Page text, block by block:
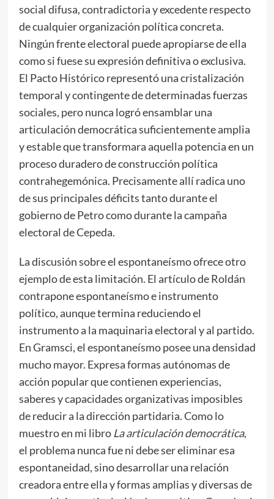
social difusa, contradictoria y excedente respecto
de cualquier organización política concreta.
Ningún frente electoral puede apropiarse de ella
como si fuese su expresión definitiva o exclusiva.
El Pacto Histórico representó una cristalización
temporal y contingente de determinadas fuerzas
sociales, pero nunca logró ensamblar una
articulación democrática suficientemente amplia
y estable que transformara aquella potencia en un
proceso duradero de construcción política
contrahegemónica. Precisamente allí radica uno
de sus principales déficits tanto durante el
gobierno de Petro como durante la campaña
electoral de Cepeda.
La discusión sobre el espontaneísmo ofrece otro
ejemplo de esta limitación. El artículo de Roldán
contrapone espontaneísmo e instrumento
político, aunque termina reduciendo el
instrumento a la maquinaria electoral y al partido.
En Gramsci, el espontaneísmo posee una densidad
mucho mayor. Expresa formas autónomas de
acción popular que contienen experiencias,
saberes y capacidades organizativas imposibles
de reducir a la dirección partidaria. Como lo
muestro en mi libro La articulación democrática,
el problema nunca fue ni debe ser eliminar esa
espontaneidad, sino desarrollar una relación
creadora entre ella y formas amplias y diversas de